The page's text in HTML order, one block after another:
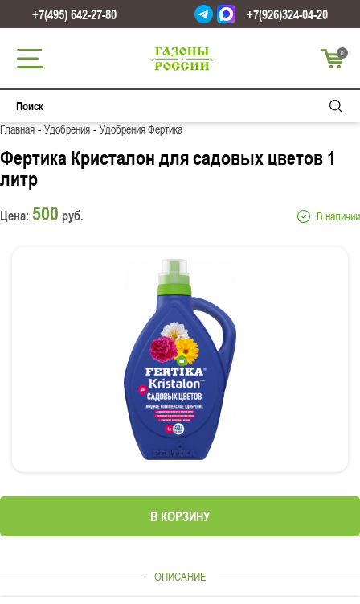
+7(495) 642-27-80 +7(926)324-04-20
0
Главная-Удобрения-Удобрения Фертика
Фертика Кристалон для садовых цветов 1
литр
Цена: 500 руб. В наличии
В КОРЗИНУ
ОПИСАНИЕ